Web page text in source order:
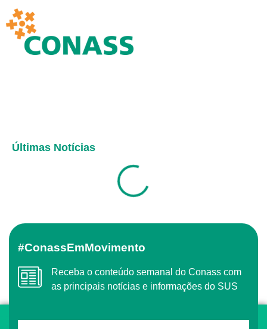
Últimas Notícias
#ConassEmMovimento
Receba o conteúdo semanal do Conass com
as principais notícias e informações do SUS